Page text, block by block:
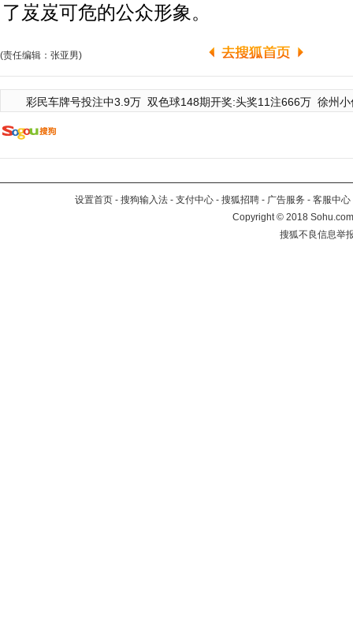
了岌岌可危的公众形象。
(责任编辑：张亚男)
彩民车牌号投注中3.9万 双色球148期开奖:头奖11注666万 徐州
设置首页 - 搜狗输入法 - 支付中心 - 搜狐招聘 - 广告服务 - 客服中心
Copyright©2018
搜狐不良信息举